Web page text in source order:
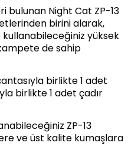
bulunan Night Cat ZP-13
birini alarak,
kullanabileceğiniz yüksek
de sahip
birlikte 1 adet
birlikte 1 adet çadır
ZP-13
ve üst kalite kumaşlara